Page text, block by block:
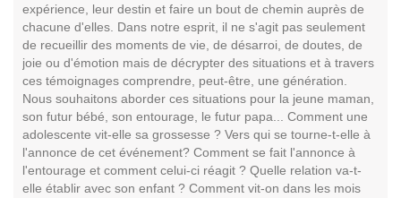
expérience, leur destin et faire un bout de chemin auprès de
chacune d'elles. Dans notre esprit, il ne s'agit pas seulement
de recueillir des moments de vie, de désarroi, de doutes, de
joie ou d'émotion mais de décrypter des situations et à travers
ces témoignages comprendre, peut-être, une génération.
Nous souhaitons aborder ces situations pour la jeune maman,
son futur bébé, son entourage, le futur papa... Comment une
adolescente vit-elle sa grossesse ? Vers qui se tourne-t-elle à
l'annonce de cet événement? Comment se fait l'annonce à
l'entourage et comment celui-ci réagit ? Quelle relation va-t-
elle établir avec son enfant ? Comment vit-on dans les mois